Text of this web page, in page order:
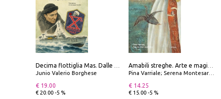
Decima flottiglia Mas. Dalle origini all'armistizio
Junio Valerio Borghese
€ 19.00
€ 20.00 -5 %
Amabili streghe. Arte e magie di Leonora Carrington e Remedios Varo
Pina Varriale; Serena Montesarchio
€ 14.25
€ 15.00 -5 %